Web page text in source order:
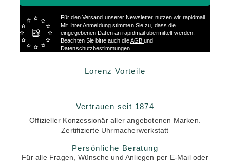
Für den Versand unserer Newsletter nutzen wir rapidmail.
Mit Ihrer Anmeldung stimmen Sie zu, dass die
eingegebenen Daten an rapidmail übermittelt werden.
Beachten Sie bitte auch dieAGBund
Datenschutzbestimmungen
Lorenz Vorteile
Vertrauen seit 1874
Offizieller Konzessionär aller angebotenen Marken.
Zertifizierte Uhrmacherwerkstatt
Persönliche Beratung
Für alle Fragen, Wünsche und Anliegen per E-Mail oder